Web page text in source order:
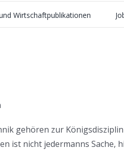
Wirtschaftpublikationen
gehören zur
ist nicht jedermanns Sache,